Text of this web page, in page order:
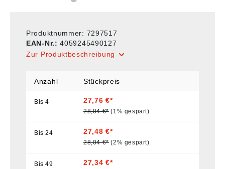
Produktnummer: 7297517
EAN-Nr.:4059245490127
Zur Produktbeschreibung
Anzahl Stückpreis
Bis4 27,76 €*
28,04 €* (1% gespart)
Bis24 27,48 €*
28,04 €* (2% gespart)
Bis49 27,34 €*